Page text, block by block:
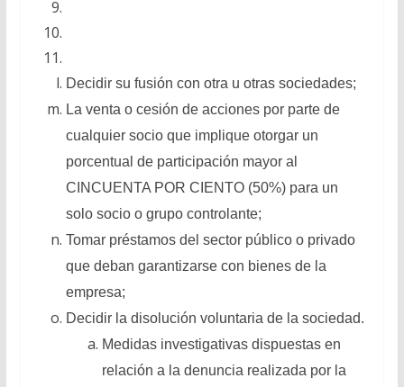
Decidir su fusión con otra u otras sociedades;
La venta o cesión de acciones por parte de
cualquier socio que implique otorgar un
porcentual de participación mayor al
CINCUENTA POR CIENTO (50%) para un
solo socio o grupo controlante;
Tomar préstamos del sector público o privado
que deban garantizarse con bienes de la
empresa;
Decidir la disolución voluntaria de la sociedad.
Medidas investigativas dispuestas en
relación a la denuncia realizada por la